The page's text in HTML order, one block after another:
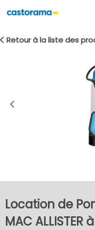
Retour à la liste des
Location de
MAC ALLISTER